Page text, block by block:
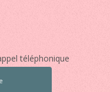
téléphonique